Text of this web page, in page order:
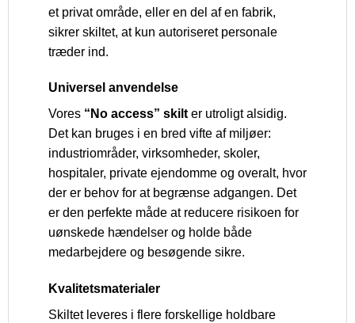
et privat område, eller en del af en fabrik,
sikrer skiltet, at kun autoriseret personale
træder ind.
Universel anvendelse
Vores “No access” skilt er utroligt alsidig.
Det kan bruges i en bred vifte af miljøer:
industriområder, virksomheder, skoler,
hospitaler, private ejendomme og overalt, hvor
der er behov for at begrænse adgangen. Det
er den perfekte måde at reducere risikoen for
uønskede hændelser og holde både
medarbejdere og besøgende sikre.
Kvalitetsmaterialer
Skiltet leveres i flere forskellige holdbare